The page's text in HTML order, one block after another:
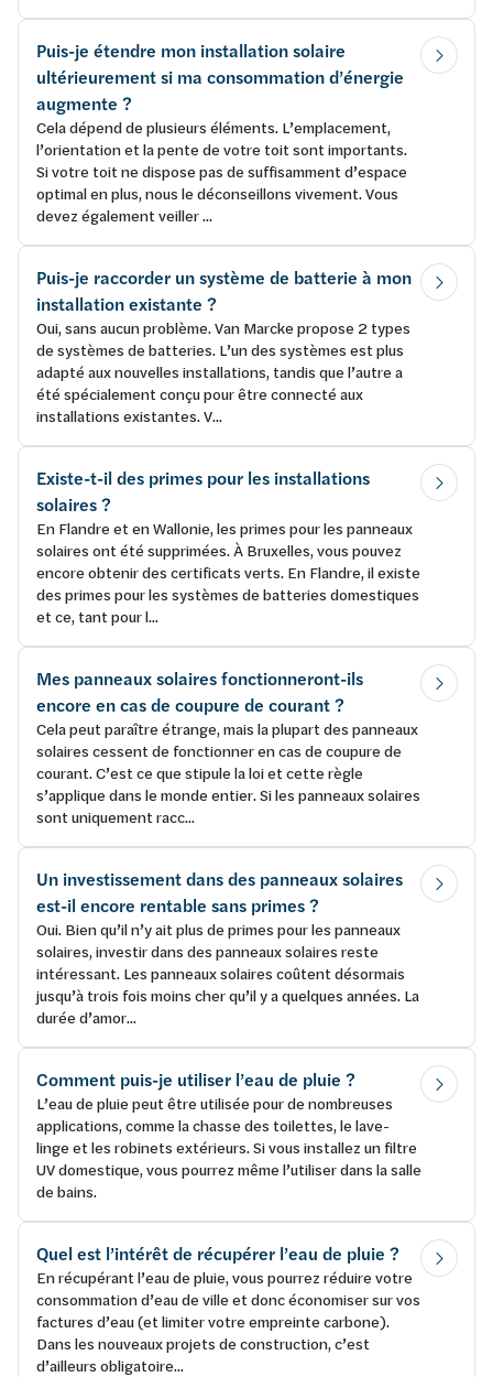
Puis-je étendre mon installation solaire
ultérieurement si ma consommation d’énergie
augmente ?
Cela dépend de plusieurs éléments. L’emplacement,
l’orientation et la pente de votre toit sont importants.
Si votre toit ne dispose pas de suffisamment d’espace
optimal en plus, nous le déconseillons vivement. Vous
devez également veiller ...
Puis-je raccorder un système de batterie à mon
installation existante ?
Oui, sans aucun problème. Van Marcke propose 2 types
de systèmes de batteries. L’un des systèmes est plus
adapté aux nouvelles installations, tandis que l’autre a
été spécialement conçu pour être connecté aux
installations existantes. V...
Existe-t-il des primes pour les installations
solaires ?
En Flandre et en Wallonie, les primes pour les panneaux
solaires ont été supprimées. À Bruxelles, vous pouvez
encore obtenir des certificats verts. En Flandre, il existe
des primes pour les systèmes de batteries domestiques
et ce, tant pour l...
Mes panneaux solaires fonctionneront-ils
encore en cas de coupure de courant ?
Cela peut paraître étrange, mais la plupart des panneaux
solaires cessent de fonctionner en cas de coupure de
courant. C’est ce que stipule la loi et cette règle
s’applique dans le monde entier. Si les panneaux solaires
sont uniquement racc...
Un investissement dans des panneaux solaires
est-il encore rentable sans primes ?
Oui. Bien qu’il n’y ait plus de primes pour les panneaux
solaires, investir dans des panneaux solaires reste
intéressant. Les panneaux solaires coûtent désormais
jusqu’à trois fois moins cher qu’il y a quelques années. La
durée d’amor...
Comment puis-je utiliser l’eau de pluie ?
L’eau de pluie peut être utilisée pour de nombreuses
applications, comme la chasse des toilettes, le lave-
linge et les robinets extérieurs. Si vous installez un filtre
UV domestique, vous pourrez même l’utiliser dans la salle
de bains.
Quel est l’intérêt de récupérer l’eau de pluie ?
En récupérant l’eau de pluie, vous pourrez réduire votre
consommation d’eau de ville et donc économiser sur vos
factures d’eau (et limiter votre empreinte carbone).
Dans les nouveaux projets de construction, c’est
d’ailleurs obligatoire...